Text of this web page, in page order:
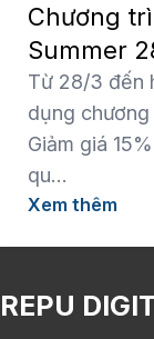
Chương
Summer
Từ 28/3 đến
dụng chương
Giảm giá
qu...
Xem thêm
REPU